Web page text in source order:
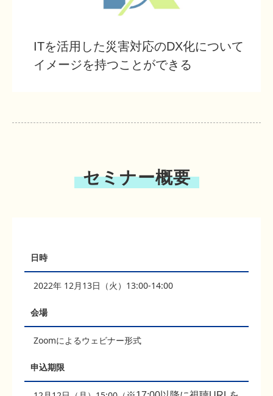
ITを活用した災害対応のDX化について
イメージを持つことができる
セミナー概要
日時
2022年 12月13日（火）13:00-14:00
会場
Zoomによるウェビナー形式
申込期限